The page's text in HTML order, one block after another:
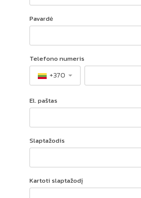
Pavardė
Telefono numeris
+370
El. paštas
Slaptažodis
Kartoti slaptažodį